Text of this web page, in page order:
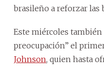
brasileño a reforzar las
Este miércoles
preocupación” el
Johnson, quien hasta